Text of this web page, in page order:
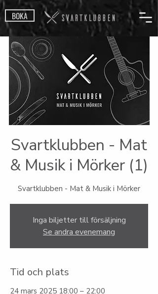
BOKA
Svartklubben - Mat
& Musik i Mörker (1)
Svartklubben - Mat & Musik i Mörker
Inga biljetter till försäljning
Se andra evenemang
Tid och plats
24 mars 2025 18:00 – 22:00